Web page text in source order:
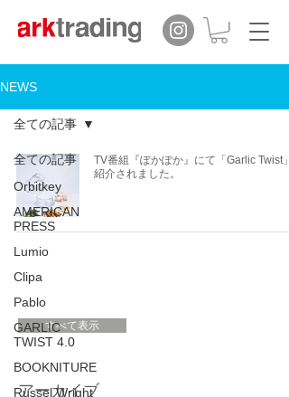
NEWS
全ての記事
Orbitkey
AMERICAN
PRESS
Lumio
Clipa
Pablo
GARLIC
TWIST 4.0
BOOKNITURE
Russel Wright
全ての記事
TV番組『ぽかぽか』にて「Garlic Twist
紹介されました。
すべて表示
アーカイブ